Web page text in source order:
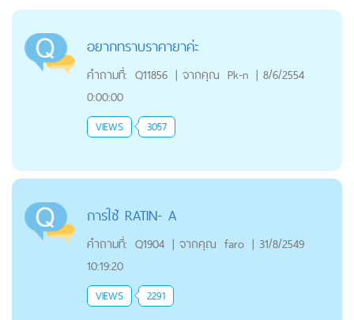
อยากทราบราคายาค่ะ
คำถามที่: Q11856 | จากคุณ Pk-n | 8/6/2554
0:00:00
VIEWS 3057
การใช้ RATIN- A
คำถามที่: Q1904 | จากคุณ faro | 31/8/2549
10:19:20
VIEWS 2291